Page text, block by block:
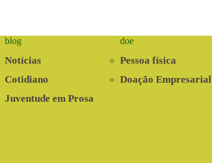
blog
Notícias
Cotidiano
Juventude em Prosa
doe
Pessoa física
Doação Empresarial